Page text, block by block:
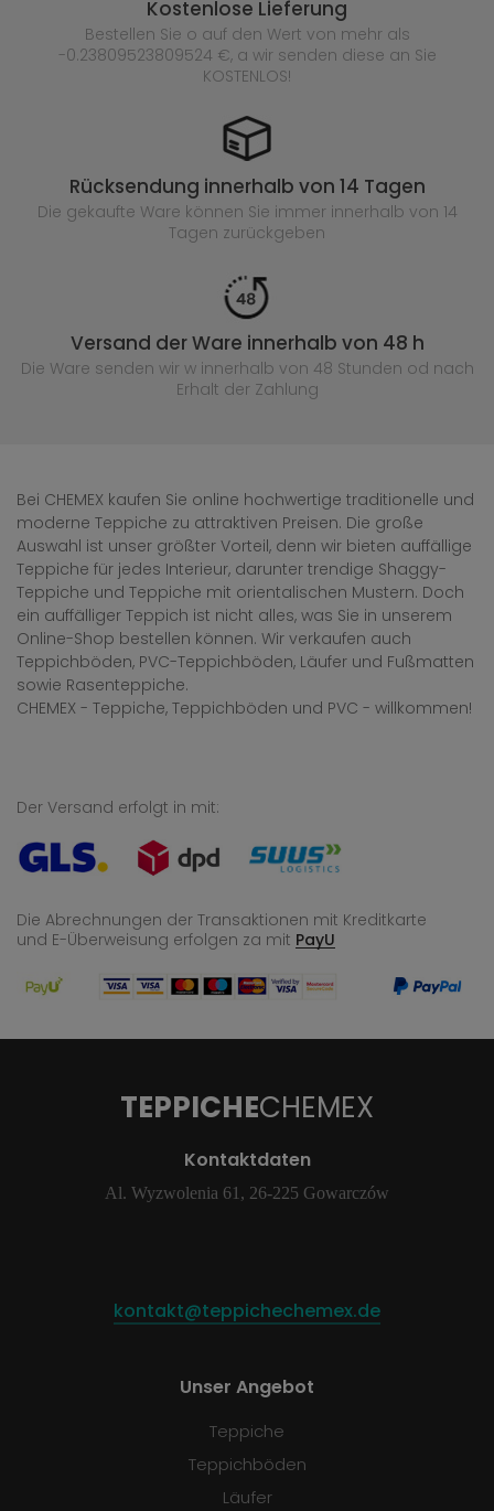
Kostenlose Lieferung
Bestellen Sie o auf den Wert von mehr als
-0.23809523809524 €, a wir senden diese an Sie
KOSTENLOS!
Rücksendung innerhalb von 14 Tagen
Die gekaufte Ware können Sie immer innerhalb von 14
Tagen zurückgeben
Versand der Ware innerhalb von 48 h
Die Ware senden wir w innerhalb von 48 Stunden od nach
Erhalt der Zahlung
Bei CHEMEX kaufen Sie online hochwertige traditionelle und
moderne Teppiche zu attraktiven Preisen. Die große
Auswahl ist unser größter Vorteil, denn wir bieten auffällige
Teppiche für jedes Interieur, darunter trendige Shaggy-
Teppiche und Teppiche mit orientalischen Mustern. Doch
ein auffälliger Teppich ist nicht alles, was Sie in unserem
Online-Shop bestellen können. Wir verkaufen auch
Teppichböden, PVC-Teppichböden, Läufer und Fußmatten
sowie Rasenteppiche.
CHEMEX - Teppiche, Teppichböden und PVC - willkommen!
Der Versand erfolgt in mit:
Die Abrechnungen der Transaktionen mit Kreditkarte
und E-Überweisung erfolgen za mit PayU
TEPPICHECHEMEX
Kontaktdaten
Al. Wyzwolenia 61, 26-225 Gowarczów
kontakt@teppichechemex.de
Unser Angebot
Teppiche
Teppichböden
Läufer